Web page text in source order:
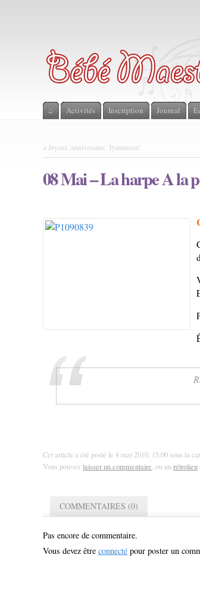
⌂ Activités Inscription Journal
« Joyeux Anniversaire, Tymoteusz!
08 Mai – La harpe A la
Cet article a été posté le 8 mai 2010, 15:00 sous la
Vous pouvez laisser un commentaire , ou un rétrolien
COMMENTAIRES (0)
Pas encore de commentaire.
Vous devez être connecté pour poster un